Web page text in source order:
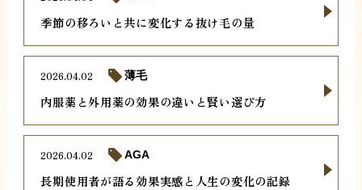
季節の移ろいと共に変化する抜け毛の量
内服薬と外用薬の効果の違いと賢い選び方
2026.04.02 薄毛
長期使用者が語る効果実感と人生の変化の記録
2026.04.02 AGA